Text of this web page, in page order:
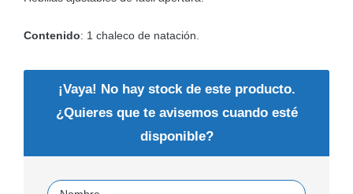
Contenido: 1 chaleco de natación.
¡Vaya! No hay stock de este producto.
¿Quieres que te avisemos cuando esté
disponible?